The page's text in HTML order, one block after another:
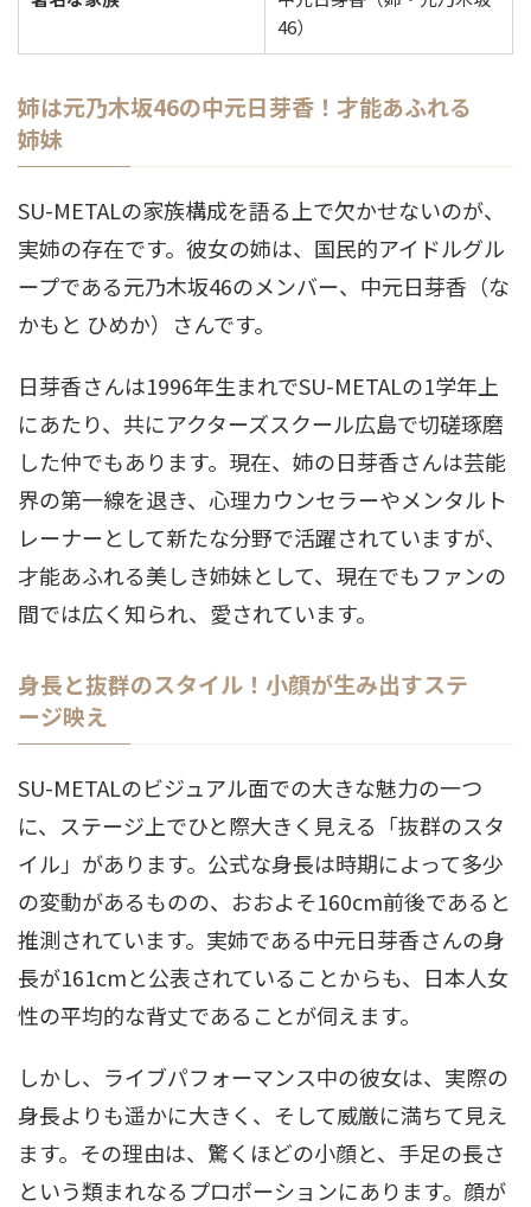
46）
姉は元乃木坂46の中元日芽香！才能あふれる
姉妹
SU-METALの家族構成を語る上で欠かせないのが、
実姉の存在です。彼女の姉は、国民的アイドルグル
ープである元乃木坂46のメンバー、中元日芽香（な
かもと ひめか）さんです。
日芽香さんは1996年生まれでSU-METALの1学年上
にあたり、共にアクターズスクール広島で切磋琢磨
した仲でもあります。現在、姉の日芽香さんは芸能
界の第一線を退き、心理カウンセラーやメンタルト
レーナーとして新たな分野で活躍されていますが、
才能あふれる美しき姉妹として、現在でもファンの
間では広く知られ、愛されています。
身長と抜群のスタイル！小顔が生み出すステ
ージ映え
SU-METALのビジュアル面での大きな魅力の一つ
に、ステージ上でひと際大きく見える「抜群のスタ
イル」があります。公式な身長は時期によって多少
の変動があるものの、おおよそ160cm前後であると
推測されています。実姉である中元日芽香さんの身
長が161cmと公表されていることからも、日本人女
性の平均的な背丈であることが伺えます。
しかし、ライブパフォーマンス中の彼女は、実際の
身長よりも遥かに大きく、そして威厳に満ちて見え
ます。その理由は、驚くほどの小顔と、手足の長さ
という類まれなるプロポーションにあります。顔が